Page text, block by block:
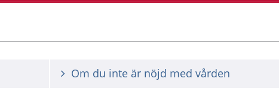
Om du inte är nöjd med vården